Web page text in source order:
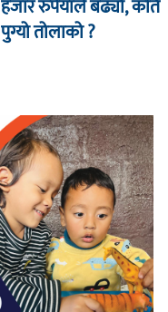
हजार रुपैयाँले बढ्यो, कति
पुग्यो तोलाको ?